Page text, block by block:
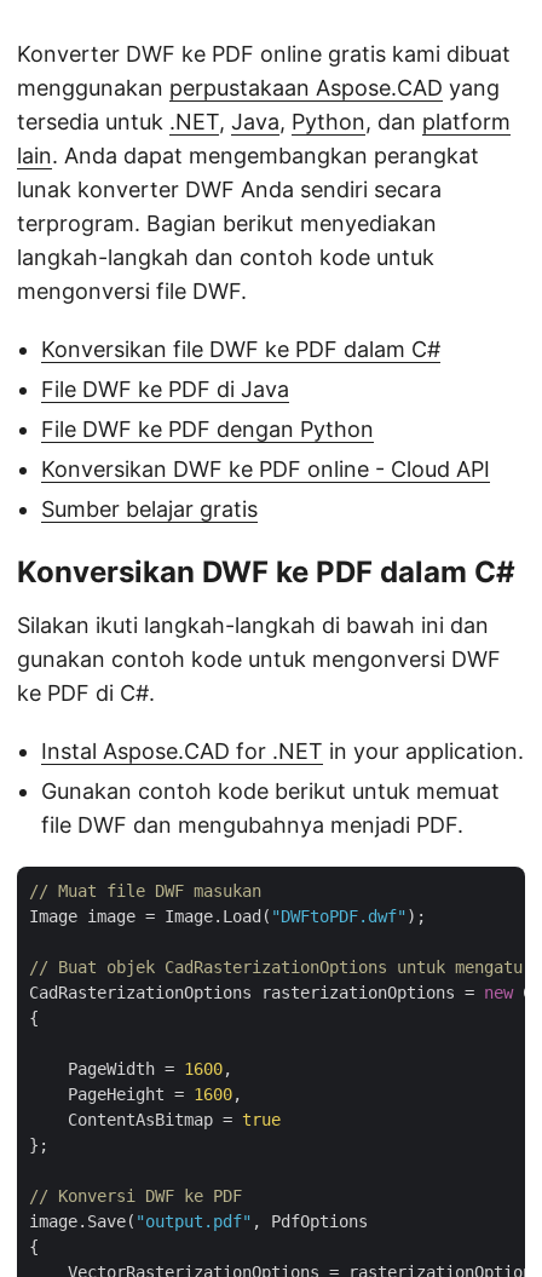
Konverter DWF ke PDF online gratis kami dibuat
menggunakan perpustakaan Aspose.CAD yang
tersedia untuk .NET, Java, Python, dan platform
lain. Anda dapat mengembangkan perangkat
lunak konverter DWF Anda sendiri secara
terprogram. Bagian berikut menyediakan
langkah-langkah dan contoh kode untuk
mengonversi file DWF.
Konversikan file DWF ke PDF dalam C#
File DWF ke PDF di Java
File DWF ke PDF dengan Python
Konversikan DWF ke PDF online - Cloud API
Sumber belajar gratis
Konversikan DWF ke PDF dalam C#
Silakan ikuti langkah-langkah di bawah ini dan
gunakan contoh kode untuk mengonversi DWF
ke PDF di C#.
Instal Aspose.CAD for .NET in your application.
Gunakan contoh kode berikut untuk memuat
file DWF dan mengubahnya menjadi PDF.
// Muat file DWF masukan
Image image = Image.Load( "DWFtoPDF.dwf" );
// Buat objek CadRasterizationOptions untuk
CadRasterizationOptions rasterizationOptions = new
{
    PageWidth =
1600,
    PageHeight =
1600,
    ContentAsBitmap =
true
};
// Konversi DWF ke PDF
image.Save( "output.pdf" , PdfOptions
{
    VectorRasterizationOptions = rasterizationOptions